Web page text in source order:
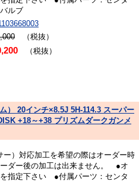
ルブ
（税抜）
（税抜）
） 20インチ×8.5J 5H-114.3 スーパー
+18～+38 プリズムダークガンメ
ー）対応加工を希望の際はオーダー時
ダー後の加工は出来ません。 ●オ
指定下さい ●付属パーツ：センタ